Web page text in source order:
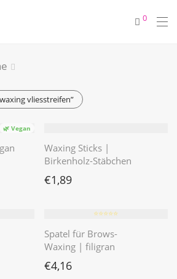
0
vliesstreifen”
🌿 Vegan
Waxing Sticks |
Birkenholz-Stäbchen
€1,89
⭐️⭐️⭐️⭐️⭐️
Spatel für Brows-
Waxing | filigran
€4,16